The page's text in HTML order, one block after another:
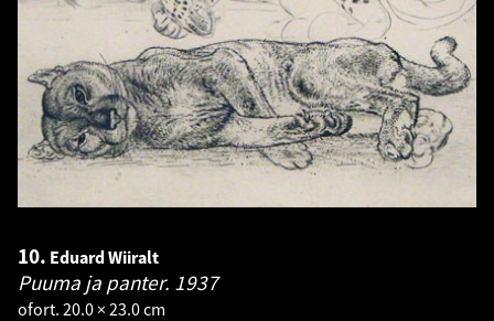
10. Eduard Wiiralt
Puuma ja panter. 1937
ofort. 20.0 × 23.0 cm